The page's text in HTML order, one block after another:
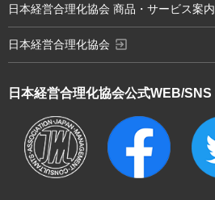
日本経営合理化協会公式WEB/SNS
日本経営合理化協会 商品・サービス案内
日本経営合理化協会 exit_to_app